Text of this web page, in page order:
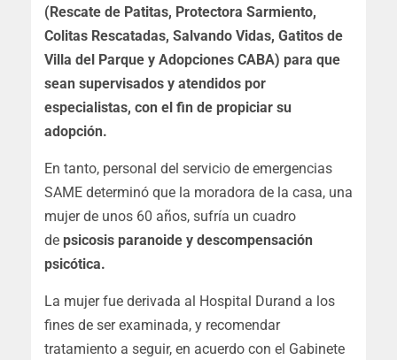
(Rescate de Patitas, Protectora Sarmiento,
Colitas Rescatadas, Salvando Vidas, Gatitos de
Villa del Parque y Adopciones CABA) para que
sean supervisados y atendidos por
especialistas, con el fin de propiciar su
adopción.
En tanto, personal del servicio de emergencias
SAME determinó que la moradora de la casa, una
mujer de unos 60 años, sufría un cuadro
de psicosis paranoide y descompensación
psicótica.
La mujer fue derivada al Hospital Durand a los
fines de ser examinada, y recomendar
tratamiento a seguir, en acuerdo con el Gabinete